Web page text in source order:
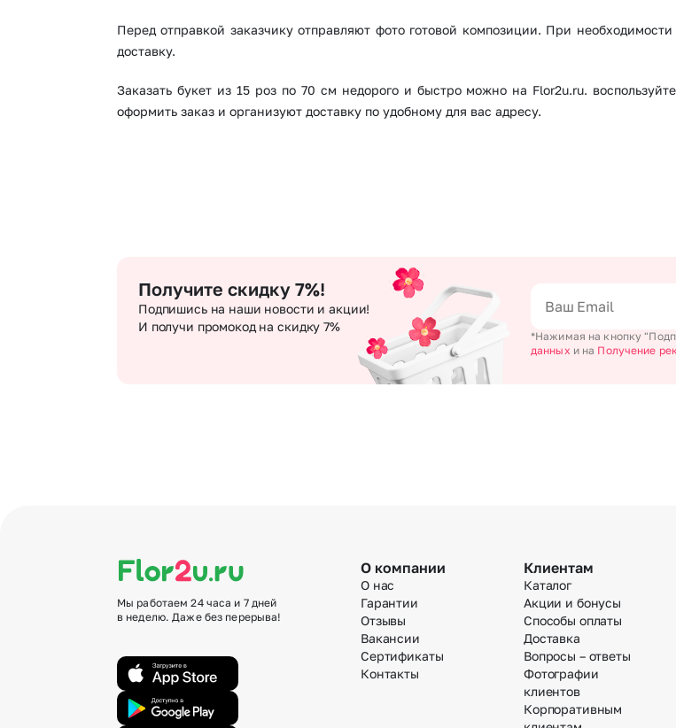
Перед отправкой заказчику отправляют фото готовой композиции. При
доставку.
Заказать букет из 15 роз по 70 см недорого и быстро можно на Flor2u.ru.
оформить заказ и организуют доставку по удобному для вас адресу.
Получите скидку 7%!
Подпишись на наши новости и акции!
И получи промокод на скидку 7%
*Нажимая на кнопку
данных и на Получение
Мы работаем 24 часа и 7 дней
в неделю. Даже без перерыва!
О компании
О нас
Гарантии
Отзывы
Вакансии
Сертификаты
Контакты
Клиентам
Каталог
Акции и бонусы
Способы оплаты
Доставка
Вопросы – ответы
Фотографии
клиентов
Корпоративным